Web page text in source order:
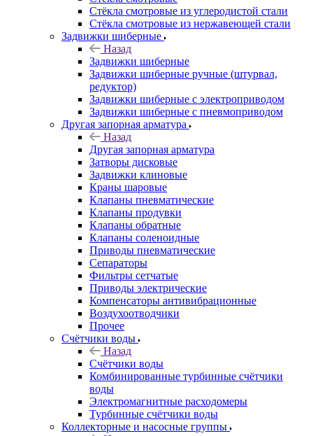
Стёкла смотровые из углеродистой стали
Стёкла смотровые из нержавеющей стали
Задвижки шиберные
Назад
Задвижки шиберные
Задвижки шиберные ручные (штурвал,
редуктор)
Задвижки шиберные с электроприводом
Задвижки шиберные с пневмоприводом
Другая запорная арматура
Назад
Другая запорная арматура
Затворы дисковые
Задвижки клиновые
Краны шаровые
Клапаны пневматические
Клапаны продувки
Клапаны обратные
Клапаны соленоидные
Приводы пневматические
Сепараторы
Фильтры сетчатые
Приводы электрические
Компенсаторы антивибрационные
Воздухоотводчики
Прочее
Счётчики воды
Назад
Счётчики воды
Комбинированные турбинные счётчики
воды
Электромагнитные расходомеры
Турбинные счётчики воды
Коллекторные и насосные группы